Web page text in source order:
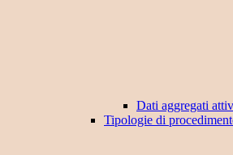
Dati aggregati
Tipologie di